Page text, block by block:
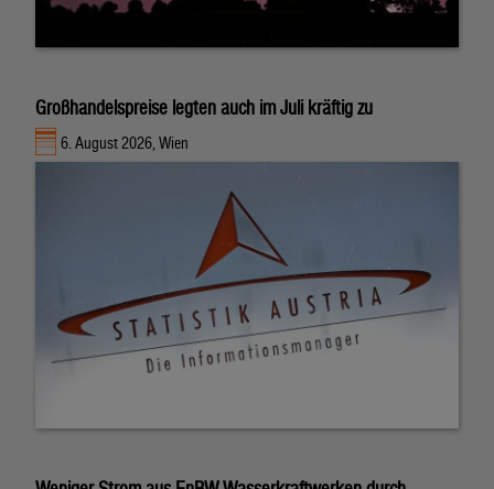
Großhandelspreise legten auch im Juli kräftig zu
6. August 2026, Wien